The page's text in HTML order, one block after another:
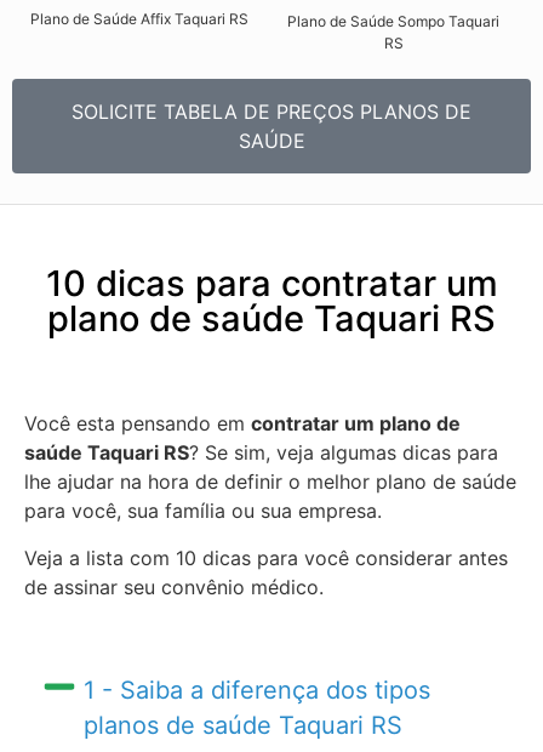
Plano de Saúde Affix Taquari RS​
Plano de Saúde Sompo Taquari
RS​
SOLICITE TABELA DE PREÇOS PLANOS DE
SAÚDE
10 dicas para contratar um
plano de saúde Taquari RS
Você esta pensando em contratar um plano de
saúde Taquari RS? Se sim, veja algumas dicas para
lhe ajudar na hora de definir o melhor plano de saúde
para você, sua família ou sua empresa.
Veja a lista com 10 dicas para você considerar antes
de assinar seu convênio médico.
1 - Saiba a diferença dos tipos
planos de saúde Taquari RS